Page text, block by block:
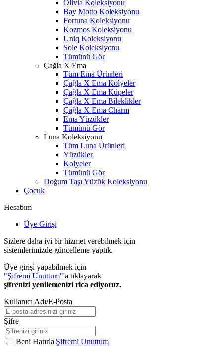
Olivia Koleksiyonu
Bay Motto Koleksiyonu
Fortuna Koleksiyonu
Kozmos Koleksiyonu
Uniq Koleksiyonu
Sole Koleksiyonu
Tümünü Gör
Çağla X Ema
Tüm Ema Ürünleri
Çağla X Ema Kolyeler
Çağla X Ema Küpeler
Çağla X Ema Bileklikler
Çağla X Ema Charm
Ema Yüzükler
Tümünü Gör
Luna Koleksiyonu
Tüm Luna Ürünleri
Yüzükler
Kolyeler
Tümünü Gör
Doğum Taşı Yüzük Koleksiyonu
Çocuk
Hesabım
Üye Girişi
Sizlere daha iyi bir hizmet verebilmek için
sistemlerimizde güncelleme yaptık.
Üye girişi yapabilmek için
"Şifremi Unuttum"'a tıklayarak
şifrenizi yenilemenizi rica ediyoruz.
Kullanıcı Adı/E-Posta
Şifre
Beni Hatırla Şifremi Unuttum